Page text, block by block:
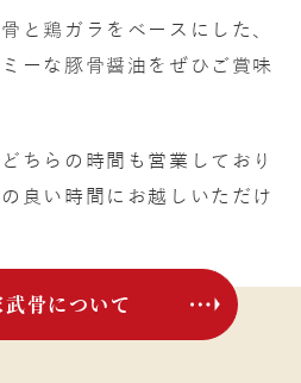
と鶏ガラをベースにした、
ーな豚骨醤油をぜひご賞味
ちらの時間も営業しており
良い時間にお越しいただけ
武骨について